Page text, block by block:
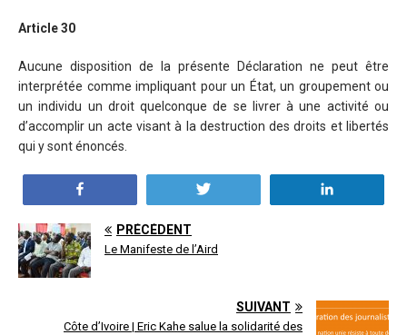
Article 30
Aucune disposition de la présente Déclaration ne peut être
interprétée comme impliquant pour un État, un groupement ou
un individu un droit quelconque de se livrer à une activité ou
d’accomplir un acte visant à la destruction des droits et libertés
qui y sont énoncés.
PRÉCÉDENT
Le Manifeste de l’Aird
SUIVANT
Côte d’Ivoire | Eric Kahe salue la solidarité des